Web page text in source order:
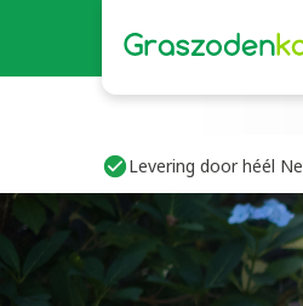
Levering door héél